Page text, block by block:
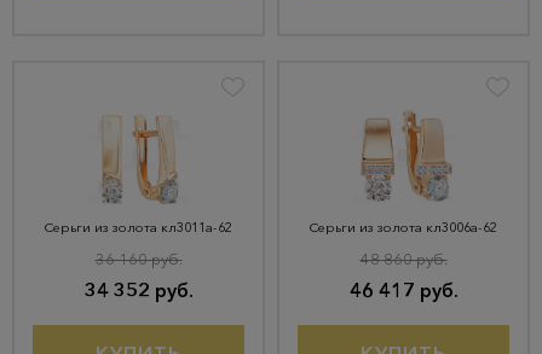
Серьги из золота кл3011а-62
34 352 руб.
36 160 руб.
Серьги из золота кл3006а-62
46 417 руб.
48 860 руб.